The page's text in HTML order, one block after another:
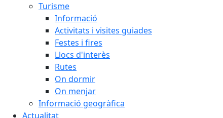
Turisme
Informació
Activitats i visites guiades
Festes i fires
Llocs d'interès
Rutes
On dormir
On menjar
Informació geogràfica
Actualitat